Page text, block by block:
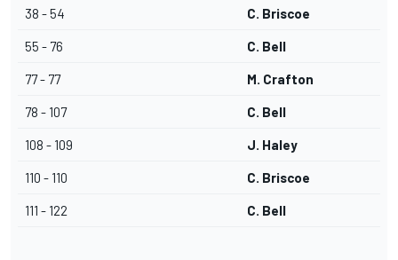
38 - 54 C. Briscoe
55 - 76 C. Bell
77 - 77 M. Crafton
78 - 107 C. Bell
108 - 109 J. Haley
110 - 110 C. Briscoe
111 - 122 C. Bell